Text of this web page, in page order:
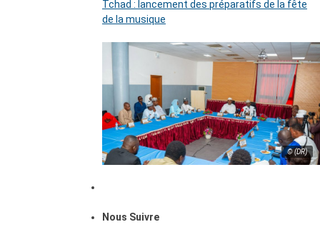
Tchad : lancement des préparatifs de la fête
de la musique
© (DR)
Nous Suivre